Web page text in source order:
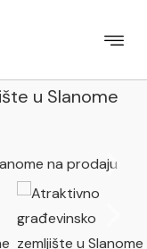
u Slanome